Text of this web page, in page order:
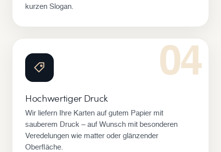
kurzen Slogan.
04
Hochwertiger Druck
Wir liefern Ihre Karten auf gutem Papier mit
sauberem Druck – auf Wunsch mit besonderen
Veredelungen wie matter oder glänzender
Oberfläche.